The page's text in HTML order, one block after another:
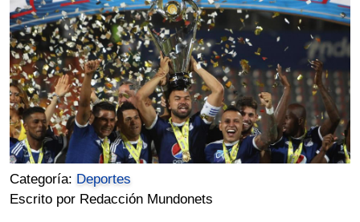
Categoría: Deportes
Escrito por Redacción Mundonets